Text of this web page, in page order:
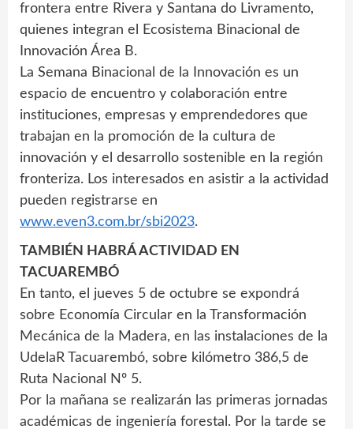
frontera entre Rivera y Santana do Livramento,
quienes integran el Ecosistema Binacional de
Innovación Área B.
La Semana Binacional de la Innovación es un
espacio de encuentro y colaboración entre
instituciones, empresas y emprendedores que
trabajan en la promoción de la cultura de
innovación y el desarrollo sostenible en la región
fronteriza. Los interesados en asistir a la actividad
pueden registrarse en
www.even3.com.br/sbi2023.
TAMBIÉN HABRÁ ACTIVIDAD EN
TACUAREMBÓ
En tanto, el jueves 5 de octubre se expondrá
sobre Economía Circular en la Transformación
Mecánica de la Madera, en las instalaciones de la
UdelaR Tacuarembó, sobre kilómetro 386,5 de
Ruta Nacional Nº 5.
Por la mañana se realizarán las primeras jornadas
académicas de ingeniería forestal. Por la tarde se